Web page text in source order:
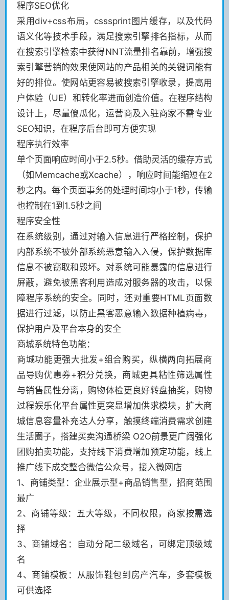
程序SEO优化
采用div+css布局，csssprint图片缓存，以及代码
语义化等技术手段，满足搜索引擎排名指标，从而
在搜索引擎检索中获得NNT流量排名靠前，增强搜
索引擎营销的效果使网站的产品相关的关键词能有
好的排位。使网站更容易被搜索引擎收录，提高用
户体验（UE）和转化率进而创造价值。在程序结构
设计上，尽量傻瓜化，运营商及入驻商家不需专业
SEO知识，在程序后台即可方便实现
程序执行效率
单个页面响应时间小于2.5秒。借助灵活的缓存方式
（如Memcache或Xcache），响应时间能缩短在2
秒之内。每个页面事务的处理时间均小于1秒，传输
也控制在1到1.5秒之间
程序安全性
在系统级别，通过对输入信息进行严格控制，保护
内部系统不被外部系统恶意输入入侵，保护数据库
信息不被窃取和毁坏。对系统可能暴露的信息进行
屏蔽，避免被黑客利用造成对服务器的攻击，以保
障程序系统的安全。同时，还对重要HTML页面数
据进行过滤，以防止黑客恶意输入数据种植病毒，
保护用户及平台本身的安全
商城系统特色功能：
商城功能更强大批发+组合购买，纵横两向拓展商
品导购优惠券+积分兑换，商城更具粘性筛选属性
与销售属性分离，购物体检更良好转盘抽奖，购物
过程娱乐化平台属性更突显增加供求模块，扩大商
城信息容量补充达人分享，触摸终端消费需求创建
生活圈子，搭建买卖沟通桥梁 O2O前景更广阔强化
团购拍卖功能，支持线下消费增加预定功能，线上
推广线下成交整合微信公众号，接入微网店
1、商铺类型：企业展示型+商品销售型，招商范围
最广
2、商铺等级：五大等级，不同权限，商家按需选
择
3、商铺域名：自动分配二级域名，可绑定顶级域
名
4、商铺模板：从服饰鞋包到房产汽车，多套模板
可供选择